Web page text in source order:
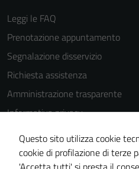
Leggi le FAQ
Prenotazione appuntamento
Segnalazione disservizio
Richiesta assistenza
Amministrazione trasparente
Informativa privacy
Cookie Policy
Note legali
Questo sito utilizza cookie
cookie di profilazione di terze